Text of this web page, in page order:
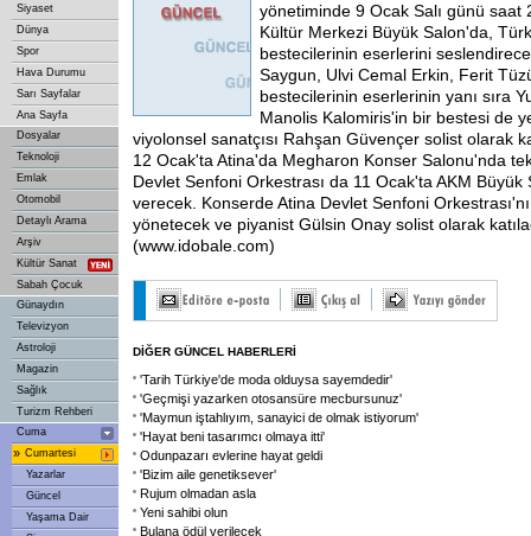
Siyaset
Dünya
Spor
Hava Durumu
Sarı Sayfalar
Ana Sayfa
Dosyalar
Teknoloji
Emlak
Otomobil
Detaylı Arama
Arşiv
Kültür Sanat
Sabah Çocuk
Günaydın
Televizyon
Astroloji
Magazin
Sağlık
Turizm Rehberi
Cuma
» Cumartesi
Yazarlar
Güncel
Yaşama Dair
yönetiminde 9 Ocak Salı günü saat
Kültür Merkezi Büyük Salon'da,
bestecilerinin eserlerini
Saygun, Ulvi Cemal Erkin, Ferit
bestecilerinin eserlerinin yanı sıra
Manolis Kalomiris'in bir bestesi de
viyolonsel sanatçısı Rahşan Güvençer solist olarak
12 Ocak'ta Atina'da Megharon Konser Salonu'nda
Devlet Senfoni Orkestrası da 11 Ocak'ta AKM
verecek. Konserde Atina Devlet Senfoni
yönetecek ve piyanist Gülsin Onay solist olarak
(www.idobale.com)
DİĞER GÜNCEL HABERLERİ
'Tarih Türkiye'de moda olduysa sayemdedir'
'Geçmişi yazarken otosansüre mecbursunuz'
'Maymun iştahlıyım, sanayici de olmak istiyorum'
'Hayat beni tasarımcı olmaya itti'
Odunpazarı evlerine hayat geldi
'Bizim aile genetiksever'
Rujum olmadan asla
Yeni sahibi olun
Bulana ödül verilecek